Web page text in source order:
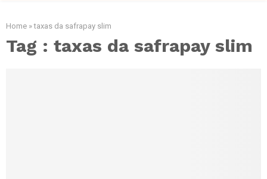
Home »taxas da safrapay slim
Tag : taxas da safrapay slim